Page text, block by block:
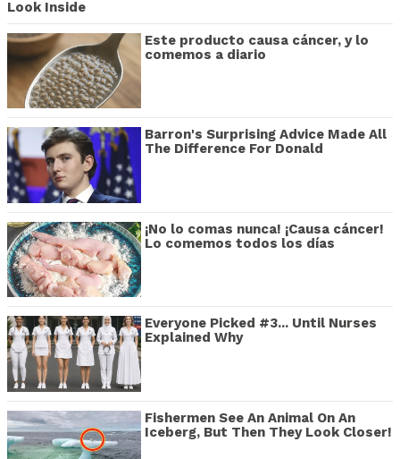
Look Inside
Este producto causa cáncer, y lo
comemos a diario
Barron's Surprising Advice Made All
The Difference For Donald
¡No lo comas nunca! ¡Causa cáncer!
Lo comemos todos los días
Everyone Picked #3... Until Nurses
Explained Why
Fishermen See An Animal On An
Iceberg, But Then They Look Closer!